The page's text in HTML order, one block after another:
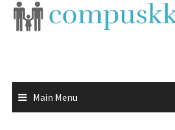
Skip
Main Menu